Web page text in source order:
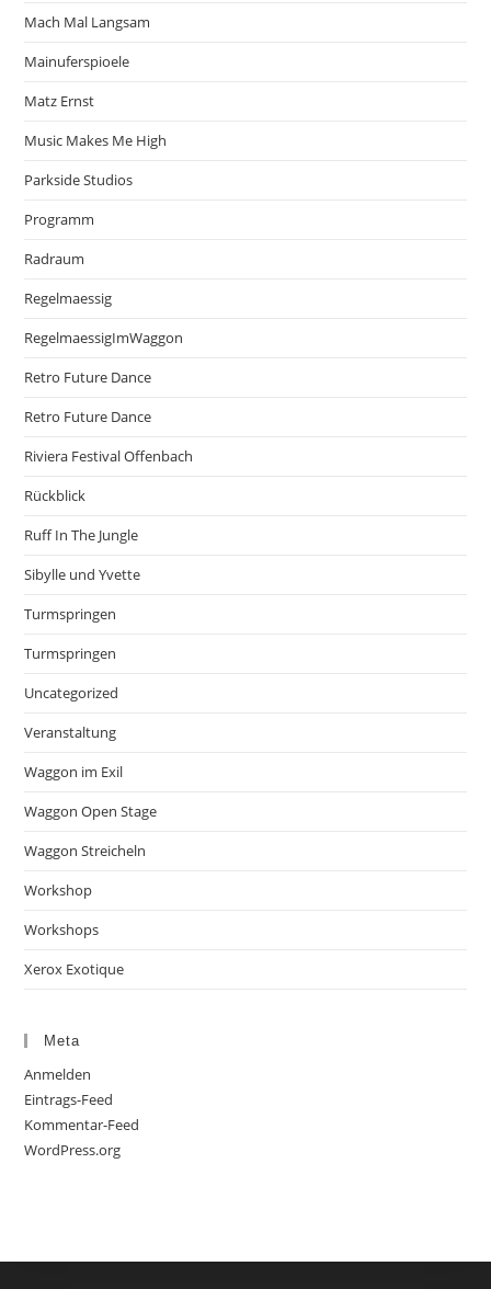
Mach Mal Langsam
Mainuferspioele
Matz Ernst
Music Makes Me High
Parkside Studios
Programm
Radraum
Regelmaessig
RegelmaessigImWaggon
Retro Future Dance
Retro Future Dance
Riviera Festival Offenbach
Rückblick
Ruff In The Jungle
Sibylle und Yvette
Turmspringen
Turmspringen
Uncategorized
Veranstaltung
Waggon im Exil
Waggon Open Stage
Waggon Streicheln
Workshop
Workshops
Xerox Exotique
Meta
Anmelden
Eintrags-Feed
Kommentar-Feed
WordPress.org